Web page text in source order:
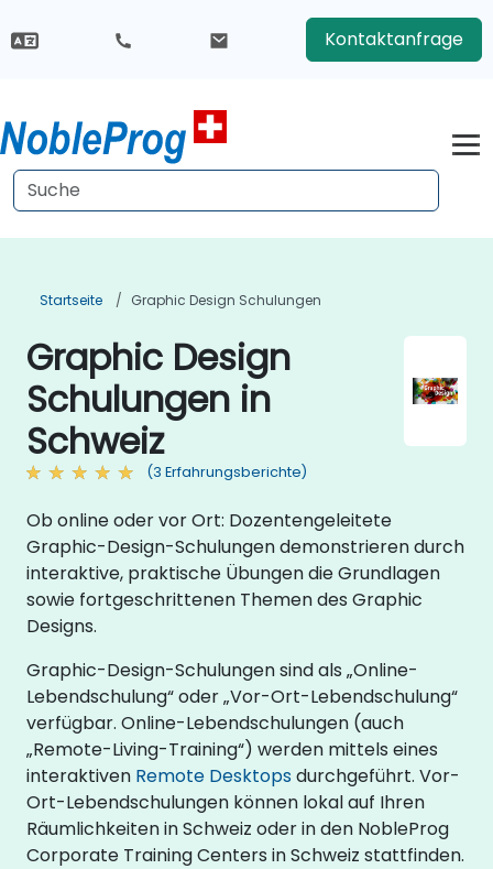
Kontaktanfrage
Startseite Graphic Design Schulungen
Graphic Design
Schulungen in
Schweiz
(3 Erfahrungsberichte)
Ob online oder vor Ort: Dozentengeleitete
Graphic-Design-Schulungen demonstrieren durch
interaktive, praktische Übungen die Grundlagen
sowie fortgeschrittenen Themen des Graphic
Designs.
Graphic-Design-Schulungen sind als „Online-
Lebendschulung“ oder „Vor-Ort-Lebendschulung“
verfügbar. Online-Lebendschulungen (auch
„Remote-Living-Training“) werden mittels eines
interaktiven Remote Desktops durchgeführt. Vor-
Ort-Lebendschulungen können lokal auf Ihren
Räumlichkeiten in Schweiz oder in den NobleProg
Corporate Training Centers in Schweiz stattfinden.